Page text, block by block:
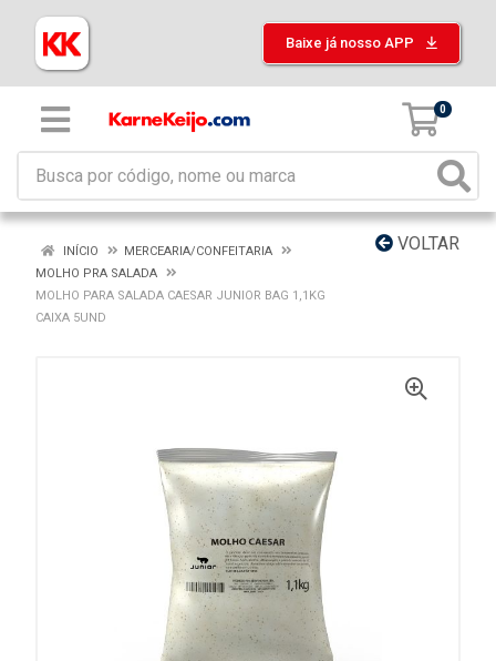
Baixe já nosso APP
0
VOLTAR
INÍCIO
MERCEARIA/CONFEITARIA
MOLHO PRA SALADA
MOLHO PARA SALADA CAESAR JUNIOR BAG 1,1KG
CAIXA 5UND